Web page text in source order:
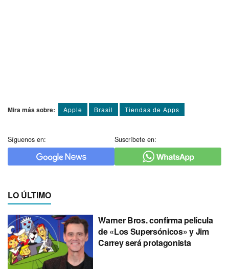
Mira más sobre: Apple Brasil Tiendas de Apps
Síguenos en: Suscríbete en:
LO ÚLTIMO
Warner Bros. confirma película
de «Los Supersónicos» y Jim
Carrey será protagonista